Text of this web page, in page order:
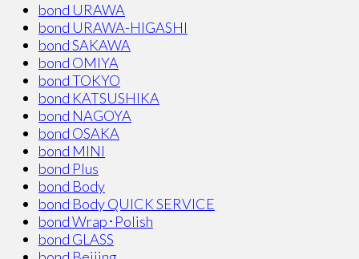
bond URAWA
bond URAWA-HIGASHI
bond SAKAWA
bond OMIYA
bond TOKYO
bond KATSUSHIKA
bond NAGOYA
bond OSAKA
bond MINI
bond Plus
bond Body
bond Body QUICK SERVICE
bond Wrap･Polish
bond GLASS